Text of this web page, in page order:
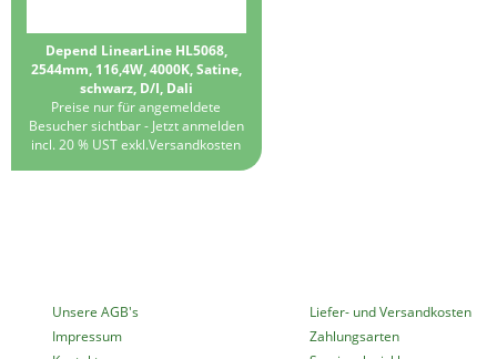
Depend LinearLine HL5068,
2544mm, 116,4W, 4000K, Satine,
schwarz, D/I, Dali
Preise nur für angemeldete
Besucher sichtbar - Jetzt anmelden
incl. 20 % UST exkl.Versandkosten
Unsere AGB's
Impressum
Liefer- und Versandkosten
Zahlungsarten